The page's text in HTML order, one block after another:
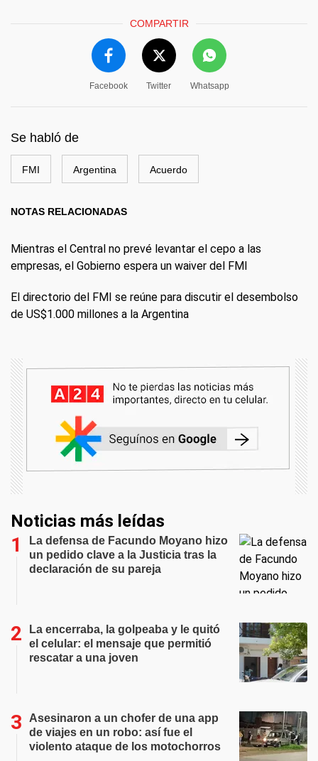
COMPARTIR
Facebook Twitter Whatsapp
Se habló de
FMI Argentina Acuerdo
NOTAS RELACIONADAS
Mientras el Central no prevé levantar el cepo a las
empresas, el Gobierno espera un waiver del FMI
El directorio del FMI se reúne para discutir el desembolso
de US$1.000 millones a la Argentina
Noticias más leídas
La defensa de Facundo Moyano hizo
un pedido clave a la Justicia tras la
declaración de su pareja
La encerraba, la golpeaba y le quitó
el celular: el mensaje que permitió
rescatar a una joven
Asesinaron a un chofer de una app
de viajes en un robo: así fue el
violento ataque de los motochorros